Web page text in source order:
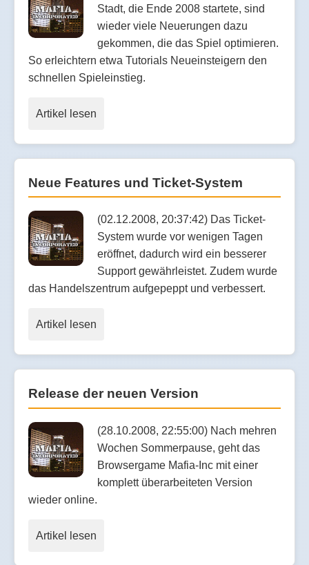
Stadt, die Ende 2008 startete, sind
wieder viele Neuerungen dazu
gekommen, die das Spiel optimieren.
So erleichtern etwa Tutorials Neueinsteigern den
schnellen Spieleinstieg.
Artikel lesen
Neue Features und Ticket-System
(02.12.2008, 20:37:42) Das Ticket-
System wurde vor wenigen Tagen
eröffnet, dadurch wird ein besserer
Support gewährleistet. Zudem wurde
das Handelszentrum aufgepeppt und verbessert.
Artikel lesen
Release der neuen Version
(28.10.2008, 22:55:00) Nach mehren
Wochen Sommerpause, geht das
Browsergame Mafia-Inc mit einer
komplett überarbeiteten Version
wieder online.
Artikel lesen